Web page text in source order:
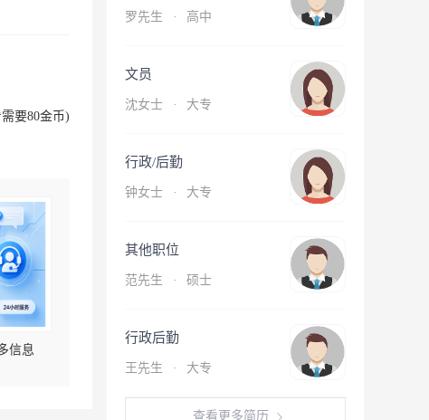
要80金币)
信息
罗先生 · 高中
文员
沈女士 · 大专
行政/后勤
钟女士 · 大专
其他职位
范先生 · 硕士
行政后勤
王先生 · 大专
查看更多简历